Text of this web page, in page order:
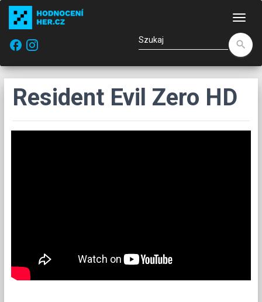
facebook
search
Resident Evil Zero HD